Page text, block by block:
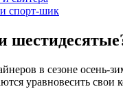
спорт-шик
в сезоне осень-
уравновесить свои